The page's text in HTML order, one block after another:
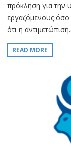
πρόκληση για την
εργαζόμενους όσο
ότι η
READ MORE